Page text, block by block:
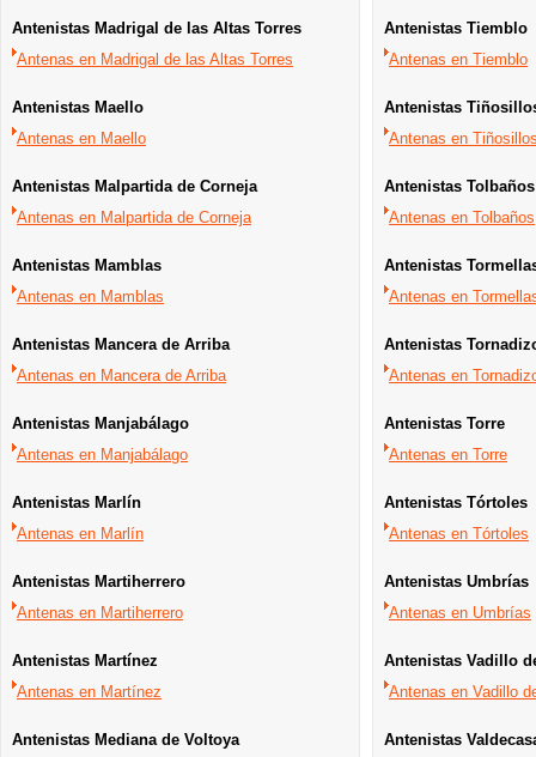
Antenistas Madrigal de las Altas Torres
Antenas en Madrigal de las Altas Torres
Antenistas Maello
Antenas en Maello
Antenistas Malpartida de Corneja
Antenas en Malpartida de Corneja
Antenistas Mamblas
Antenas en Mamblas
Antenistas Mancera de Arriba
Antenas en Mancera de Arriba
Antenistas Manjabálago
Antenas en Manjabálago
Antenistas Marlín
Antenas en Marlín
Antenistas Martiherrero
Antenas en Martiherrero
Antenistas Martínez
Antenas en Martínez
Antenistas Mediana de Voltoya
Antenistas Tiemblo
Antenas en Tiemblo
Antenistas
Antenas en
Antenistas Tolbaños
Antenas en Tolbaños
Antenistas
Antenas en
Antenistas
Antenas en
Antenistas Torre
Antenas en Torre
Antenistas Tórtoles
Antenas en Tórtoles
Antenistas Umbrías
Antenas en Umbrías
Antenistas Vadillo
Antenas en Vadillo
Antenistas